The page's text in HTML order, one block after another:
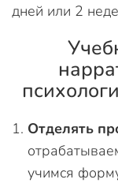
дней или 2
Отделять
учимся